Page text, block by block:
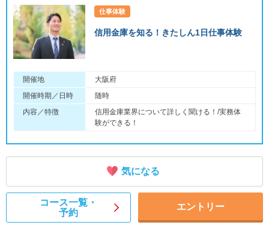
仕事体験
信用金庫を知る！きたしん1日仕事体験
開催地
大阪府
開催時期／日時
随時
内容／特徴
信用金庫業界について詳しく聞ける！/実務体
験ができる！
気になる
コース一覧・
予約
エントリー